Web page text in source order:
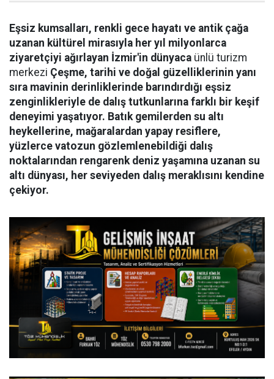
Eşsiz kumsalları, renkli gece hayatı ve antik çağa
uzanan kültürel mirasıyla her yıl milyonlarca
ziyaretçiyi ağırlayan İzmir'in dünyaca ünlü turizm
merkezi Çeşme, tarihi ve doğal güzelliklerinin yanı
sıra mavinin derinliklerinde barındırdığı eşsiz
zenginlikleriyle de dalış tutkunlarına farklı bir keşif
deneyimi yaşatıyor. Batık gemilerden su altı
heykellerine, mağaralardan yapay resiflere,
yüzlerce vatozun gözlemlenebildiği dalış
noktalarından rengarenk deniz yaşamına uzanan su
altı dünyası, her seviyeden dalış meraklısını kendine
çekiyor.